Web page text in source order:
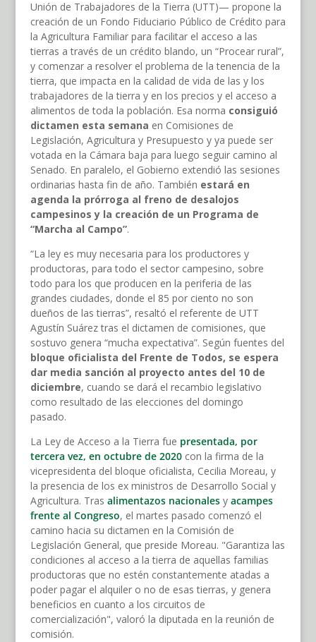
Unión de Trabajadores de la Tierra (UTT)— propone la
creación de un Fondo Fiduciario Público de Crédito para
la Agricultura Familiar para facilitar el acceso a las
tierras a través de un crédito blando, un “Procear rural”,
y comenzar a resolver el problema de la tenencia de la
tierra, que impacta en la calidad de vida de las y los
trabajadores de la tierra y en los precios y el acceso a
alimentos de toda la población. Esa norma consiguió
dictamen esta semana en Comisiones de
Legislación, Agricultura y Presupuesto y ya puede ser
votada en la Cámara baja para luego seguir camino al
Senado. En paralelo, el Gobierno extendió las sesiones
ordinarias hasta fin de año. También estará en
agenda la prórroga al freno de desalojos
campesinos y la creación de un Programa de
“Marcha al Campo”.
“La ley es muy necesaria para los productores y
productoras, para todo el sector campesino, sobre
todo para los que producen en la periferia de las
grandes ciudades, donde el 85 por ciento no son
dueños de las tierras”, resaltó el referente de UTT
Agustín Suárez tras el dictamen de comisiones, que
sostuvo genera “mucha expectativa”. Según fuentes del
bloque oficialista del Frente de Todos, se espera
dar media sanción al proyecto antes del 10 de
diciembre, cuando se dará el recambio legislativo
como resultado de las elecciones del domingo
pasado.
La Ley de Acceso a la Tierra fue presentada, por
tercera vez, en octubre de 2020con la firma de la
vicepresidenta del bloque oficialista, Cecilia Moreau, y
la presencia de los ex ministros de Desarrollo Social y
Agricultura. Tras alimentazos nacionalesy acampes
frente al Congreso, el martes pasado comenzó el
camino hacia su dictamen en la Comisión de
Legislación General, que preside Moreau. "Garantiza las
condiciones al acceso a la tierra de aquellas familias
productoras que no estén constantemente atadas a
poder pagar el alquiler o no de esas tierras, y genera
beneficios en cuanto a los circuitos de
comercialización", valoró la diputada en la reunión de
comisión.